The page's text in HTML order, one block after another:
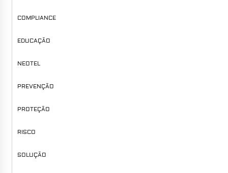
COMPLIANCE
EDUCAÇÃO
NEOTEL
PREVENÇÃO
PROTEÇÃO
RISCO
SOLUÇÃO